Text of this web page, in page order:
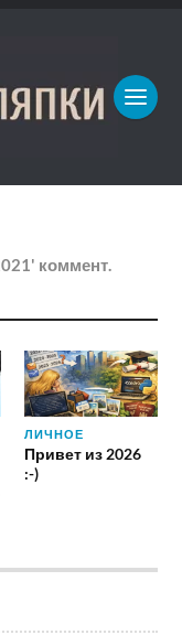
коммент.
ЛИЧНОЕ
Привет из 2026
:-)